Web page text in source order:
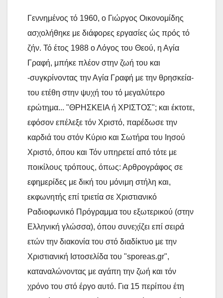
Γεννημένος τό 1960, ο Γιώργος Οικονομίδης
ασχολήθηκε με διάφορες εργασίες ώς πρός τό
ζήν. Τό έτος 1988 ο Λόγος του Θεού, η Αγία
Γραφή, μπήκε πλέον στην ζωή του και
-συγκρίνοντας την Αγία Γραφή με την θρησκεία-
του ετέθη στην ψυχή του τό μεγαλύτερο
ερώτημα... "ΘΡΗΣΚΕΙΑ ή ΧΡΙΣΤΟΣ"; και έκτοτε,
εφόσον επέλεξε τόν Χριστό, παρέδωσε την
καρδιά του στόν Κύριο και Σωτήρα του Ιησού
Χριστό, όπου και Τόν υπηρετεί από τότε με
ποικίλους τρόπους, όπως: Αρθρογράφος σε
εφημερίδες με δική του μόνιμη στήλη και,
εκφωνητής επί τριετία σε Χριστιανικό
Ραδιοφωνικό Πρόγραμμα του εξωτερικού (στην
Ελληνική γλώσσα), όπου συνεχίζει επί σειρά
ετών την διακονία του στό διαδίκτυο με την
Χριστιανική Ιστοσελίδα του "sporeas.gr",
καταναλώνοντας με αγάπη την ζωή και τόν
χρόνο του στό έργο αυτό. Για 15 περίπου έτη